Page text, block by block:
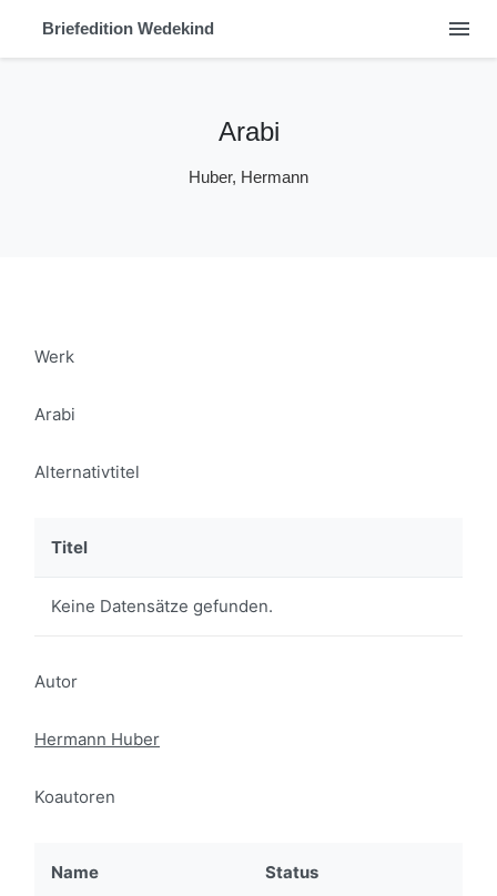
Briefedition Wedekind menu
Arabi
Huber, Hermann
Werk
Arabi
Alternativtitel
Titel
Keine Datensätze gefunden.
Autor
Hermann Huber
Koautoren
Name Status